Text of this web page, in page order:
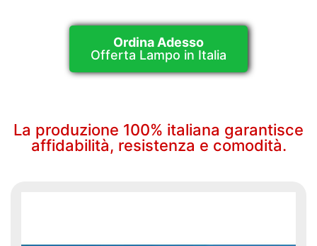
Ordina Adesso
Offerta Lampo in Italia
La produzione 100% italiana garantisce
affidabilità, resistenza e comodità.